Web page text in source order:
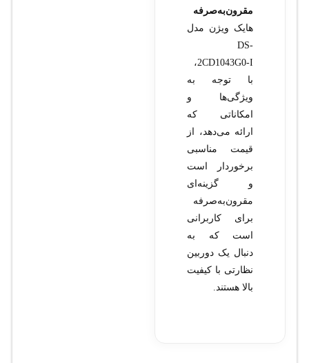
مقرون‌به‌صرفه
هایک ویژن مدل
DS-
2CD1043G0-I،
با توجه به
ویژگی‌ها و
امکاناتی که
ارائه می‌دهد، از
قیمت مناسبی
برخوردار است
و گزینه‌ای
مقرون‌به‌صرفه
برای کاربرانی
است که به
دنبال یک دوربین
نظارتی با کیفیت
بالا هستند.